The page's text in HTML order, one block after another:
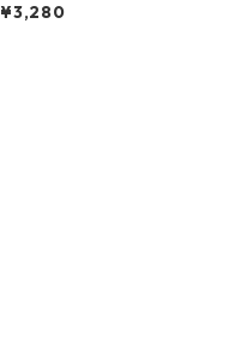
無料】
¥3,280